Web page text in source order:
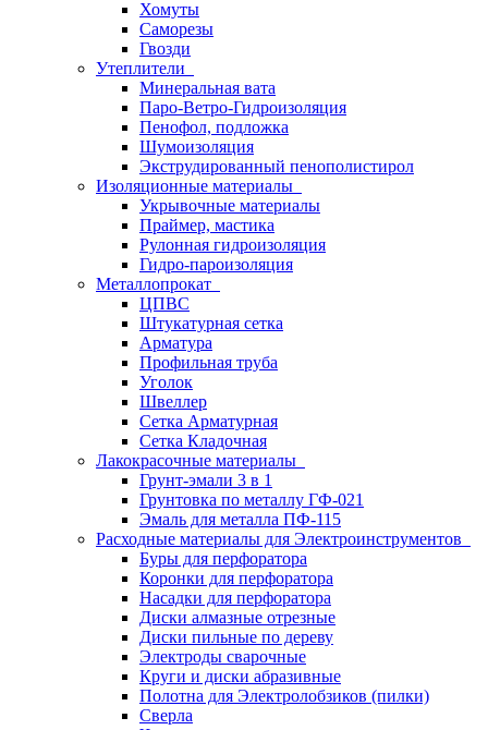
Хомуты
Саморезы
Гвозди
Утеплители
Минеральная вата
Паро-Ветро-Гидроизоляция
Пенофол, подложка
Шумоизоляция
Экструдированный пенополистирол
Изоляционные материалы
Укрывочные материалы
Праймер, мастика
Рулонная гидроизоляция
Гидро-пароизоляция
Металлопрокат
ЦПВС
Штукатурная сетка
Арматура
Профильная труба
Уголок
Швеллер
Сетка Арматурная
Сетка Кладочная
Лакокрасочные материалы
Грунт-эмали 3 в 1
Грунтовка по металлу ГФ-021
Эмаль для металла ПФ-115
Расходные материалы для Электроинструментов
Буры для перфоратора
Коронки для перфоратора
Насадки для перфоратора
Диски алмазные отрезные
Диски пильные по дереву
Электроды сварочные
Круги и диски абразивные
Полотна для Электролобзиков (пилки)
Сверла